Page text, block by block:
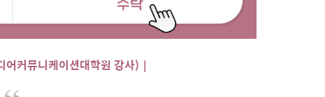
커뮤니케이션대학원 강사) ｜